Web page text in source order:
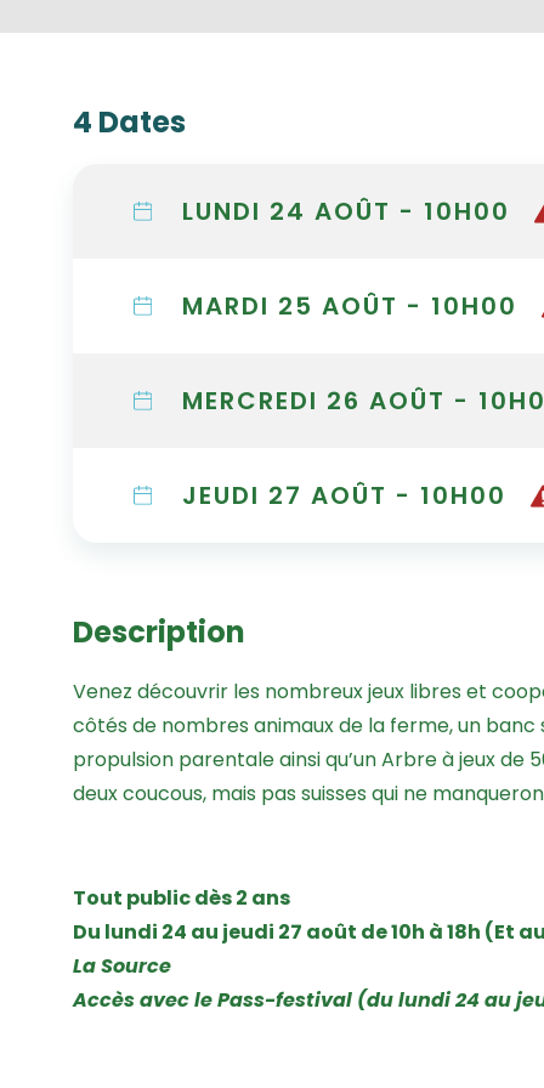
4 Dates
LUNDI 24 AOÛT - 10H00
MARDI 25 AOÛT - 10H00
MERCREDI 26 AOÛT -
JEUDI 27 AOÛT - 10H00
Description
Venez découvrir les nombreux jeux libres et
côtés de nombres animaux de la ferme, un
propulsion parentale ainsi qu’un Arbre à jeux
deux coucous, mais pas suisses qui ne
Tout public dès 2 ans
Du lundi 24 au jeudi 27 août de 10h à 18h (Et
La Source
Accès avec le Pass-festival (du lundi 24 au